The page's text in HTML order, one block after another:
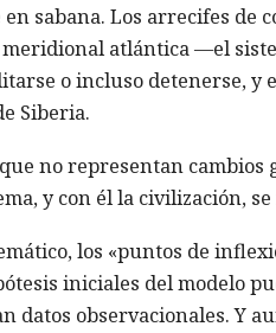
sabana. Los arrecifes de
atlántica —el
o incluso detenerse, y
Siberia.
no representan cambios
y con él la civilización,
los «puntos de
iniciales del modelo
datos observacionales. Y